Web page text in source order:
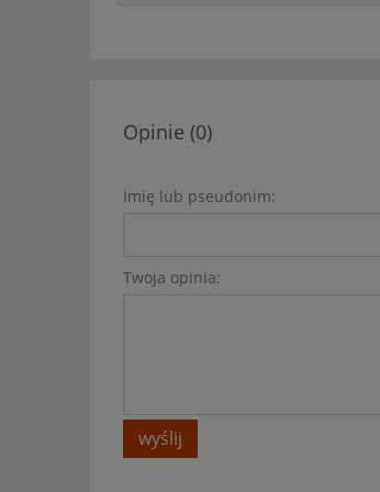
Opinie (0)
Imię lub pseudonim:
Twoja opinia:
wyślij